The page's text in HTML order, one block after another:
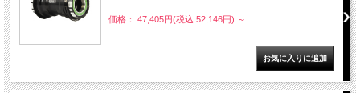
価格： 47,405円(税込 52,146円) ～